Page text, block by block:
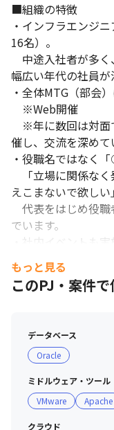
■組織の特徴
・インフラエンジ
16名）。
中途入社者が多く
幅広い年代の社員が
・全体MTG（部会
※Web開催
※年に数回は対面
催し、交流を深めて
・役職名ではなく
「立場に関係なく
えこまないで欲しい
代表をはじめ役職
でいます。
・社内イベントも実
バーベキューや日
催。
～～ 入社後は、様
★サーバー機器等
Red Hat Enterprise
Windows、AWS、
もっと見る
このPJ・案件
データベース
Oracle
ミドルウェア・ツール
VMware
Apache
クラウド